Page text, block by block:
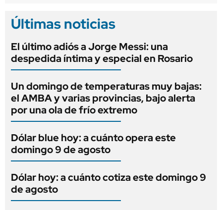
Últimas noticias
El último adiós a Jorge Messi: una
despedida íntima y especial en Rosario
Un domingo de temperaturas muy bajas:
el AMBA y varias provincias, bajo alerta
por una ola de frío extremo
Dólar blue hoy: a cuánto opera este
domingo 9 de agosto
Dólar hoy: a cuánto cotiza este domingo 9
de agosto